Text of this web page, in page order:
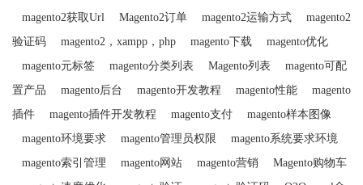
magento2获取Url
Magento2订单 magento2运输方式
magento2
验证码
magento2，xampp，php magento下载
magento优化
magento元标签
magento分类列表 Magento列表
magento可配
置产品
magento后台 magento开发教程 magento性能
magento
插件
magento插件开发教程 magento支付
magento样本图像
magento环境要求
magento管理员权限
magento系统要求环境
magento索引管理
magento网站 magento营销
Magento购物车